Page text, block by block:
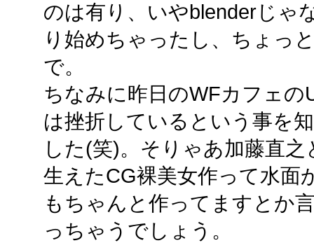
のは有り、いやblenderじゃ
り始めちゃったし、ちょっ
で。
ちなみに昨日のWFカフェの
は挫折しているという事を
した(笑)。そりゃあ加藤直
生えたCG裸美女作って水面
もちゃんと作ってますとか
っちゃうでしょう。